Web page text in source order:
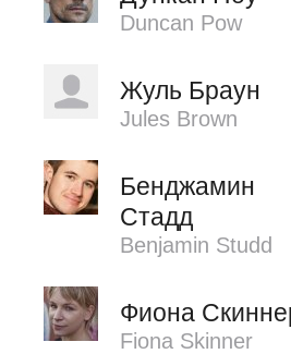
Duncan Pow
Жуль Браун
Jules Brown
Бенджамин
Стадд
Benjamin Studd
Фиона
Fiona Skinner